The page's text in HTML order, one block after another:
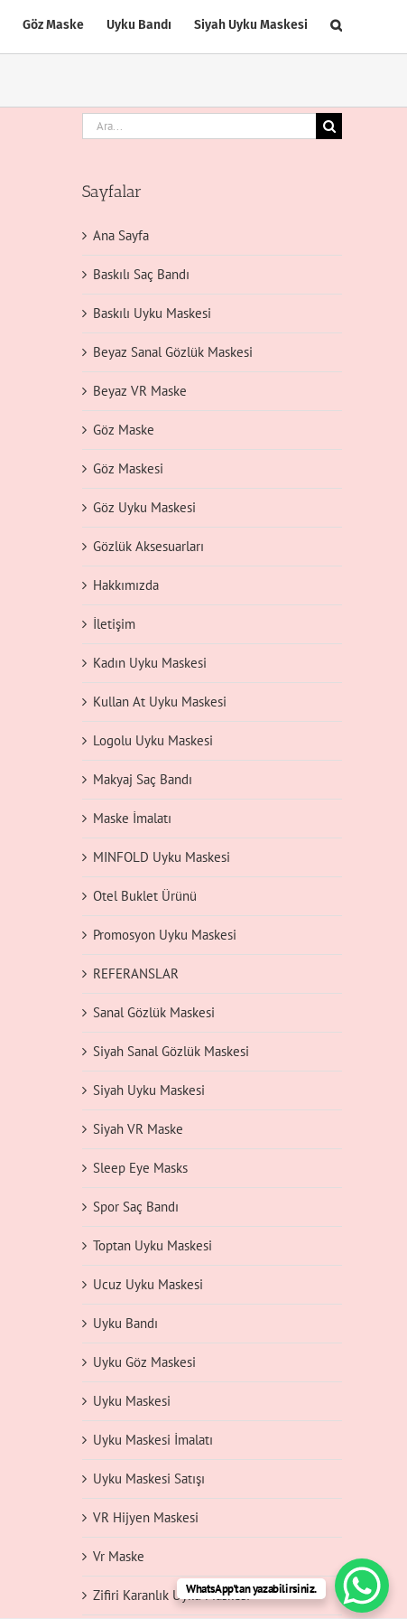
Göz Maske Uyku Bandı Siyah Uyku Maskesi
Ara:
Sayfalar
Ana Sayfa
Baskılı Saç Bandı
Baskılı Uyku Maskesi
Beyaz Sanal Gözlük Maskesi
Beyaz VR Maske
Göz Maske
Göz Maskesi
Göz Uyku Maskesi
Gözlük Aksesuarları
Hakkımızda
İletişim
Kadın Uyku Maskesi
Kullan At Uyku Maskesi
Logolu Uyku Maskesi
Makyaj Saç Bandı
Maske İmalatı
MINFOLD Uyku Maskesi
Otel Buklet Ürünü
Promosyon Uyku Maskesi
REFERANSLAR
Sanal Gözlük Maskesi
Siyah Sanal Gözlük Maskesi
Siyah Uyku Maskesi
Siyah VR Maske
Sleep Eye Masks
Spor Saç Bandı
Toptan Uyku Maskesi
Ucuz Uyku Maskesi
Uyku Bandı
Uyku Göz Maskesi
Uyku Maskesi
Uyku Maskesi İmalatı
Uyku Maskesi Satışı
VR Hijyen Maskesi
Vr Maske
Zifiri Karanlık Uyku MaskesiWhatsApp'tan yazabilirsiniz.